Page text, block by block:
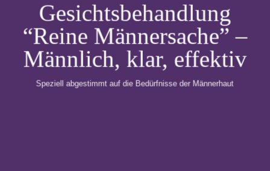
Gesichtsbehandlung
“Reine Männersache” –
Männlich, klar, effektiv
Speziell abgestimmt auf die Bedürfnisse der Männerhaut